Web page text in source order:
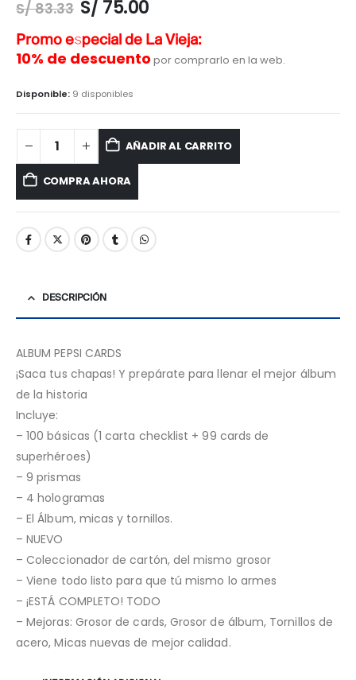
S/83.33 S/ 75.00
Promo especial de La Vieja:
10% de descuento por comprarlo en la web.
Disponible: 9 disponibles
AÑADIR AL CARRITO
COMPRA AHORA
DESCRIPCIÓN
ALBUM PEPSI CARDS
¡Saca tus chapas! Y prepárate para llenar el mejor álbum
de la historia
Incluye:
– 100 básicas (1 carta checklist + 99 cards de
superhéroes)
– 9 prismas
– 4 hologramas
– El Álbum, micas y tornillos.
– NUEVO
– Coleccionador de cartón, del mismo grosor
– Viene todo listo para que tú mismo lo armes
– ¡ESTÁ COMPLETO! TODO
– Mejoras: Grosor de cards, Grosor de álbum, Tornillos de
acero, Micas nuevas de mejor calidad.